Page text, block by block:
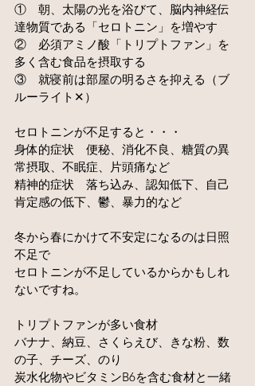
①　朝、太陽の光を浴びて、脳内神経伝
達物質である「セロトニン」を増やす
②　必須アミノ酸「トリプトファン」を
多く含む食品を摂取する
③　就寝前は部屋の明るさを抑える（ブ
ルーライト✕）
セロトニンが不足すると・・・
身体的症状　便秘、消化不良、糖質の異
常摂取、不眠症、片頭痛など
精神的症状　落ち込み、認知低下、自己
肯定感の低下、鬱、暴力的など
冬から春にかけて不安定になるのは日照
不足で
セロトニンが不足しているからかもしれ
ないですね。
トリプトファンが多い食材
バナナ、納豆、さくらえび、きな粉、数
の子、チーズ、のり
炭水化物やビタミンB6を含む食材と一緒